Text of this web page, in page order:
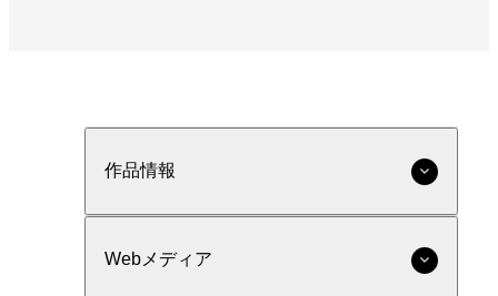
作品情報
Webメディア